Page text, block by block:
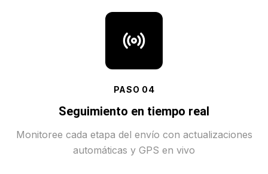
PASO 04
Seguimiento en tiempo real
Monitoree cada etapa del envío con actualizaciones
automáticas y GPS en vivo